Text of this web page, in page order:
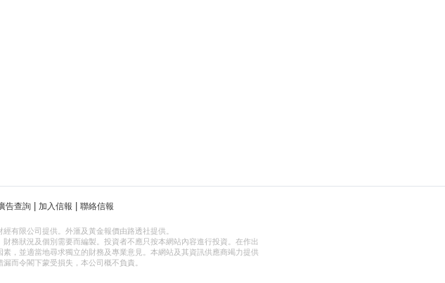
告查詢 加入信報 聯絡信報
有限公司提供。外滙及黃金報價由路透社提供。
務狀況及個別需要而編製。投資者不應只按本網站內容進行投資。在作出
，並適當地尋求獨立的財務及專業意見。本網站及其資訊供應商竭力提供
而令閣下蒙受損失，本公司概不負責。